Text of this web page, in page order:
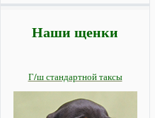
Наши щенки
Г/ш стандартной таксы